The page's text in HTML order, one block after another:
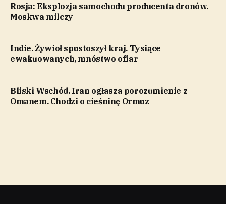
Rosja: Eksplozja samochodu producenta dronów.
Moskwa milczy
Indie. Żywioł spustoszył kraj. Tysiące
ewakuowanych, mnóstwo ofiar
Bliski Wschód. Iran ogłasza porozumienie z
Omanem. Chodzi o cieśninę Ormuz